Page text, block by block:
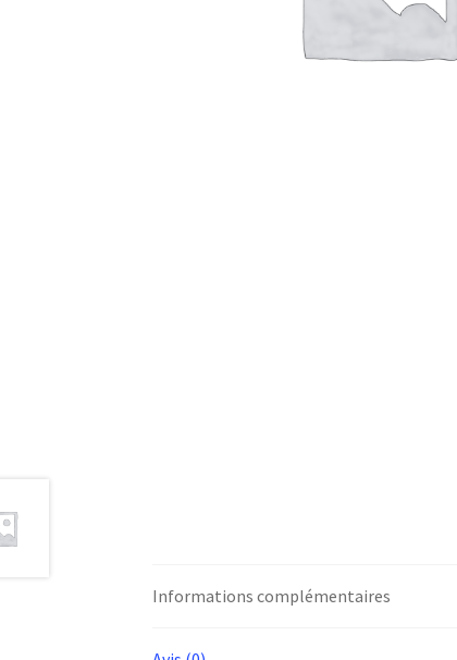
Informations complémentaires